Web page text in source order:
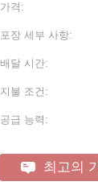
가격:
포장 세부 사항:
배달 시간:
지불 조건:
공급 능력:
최고의